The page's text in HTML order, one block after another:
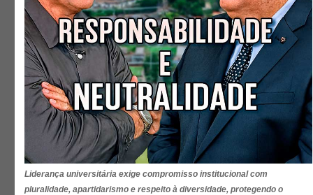
Liderança universitária exige compromisso institucional com
pluralidade, apartidarismo e respeito à diversidade, protegendo o